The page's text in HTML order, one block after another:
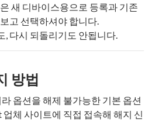
새 디바이스용으로 등록과 기존
고 선택하셔야 합니다.
, 다시 되돌리기도 안됩니다.
방법
라 옵션을 해제 불가능한 기본 옵션
체 사이트에 직접 접속해 해지 신